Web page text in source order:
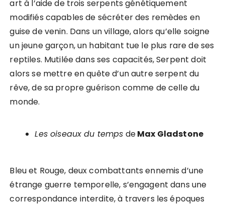
art à l’aide de trois serpents génétiquement
modifiés capables de sécréter des remèdes en
guise de venin. Dans un village, alors qu’elle soigne
un jeune garçon, un habitant tue le plus rare de ses
reptiles. Mutilée dans ses capacités, Serpent doit
alors se mettre en quête d’un autre serpent du
rêve, de sa propre guérison comme de celle du
monde.
Les oiseaux du temps deMax Gladstone
Bleu et Rouge, deux combattants ennemis d’une
étrange guerre temporelle, s’engagent dans une
correspondance interdite, à travers les époques